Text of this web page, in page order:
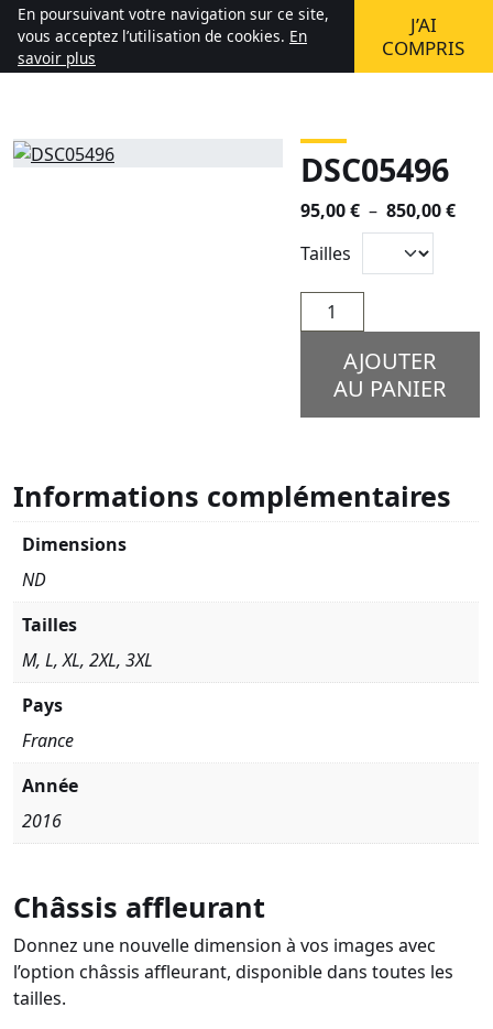
Aller au contenu
Mon compte Mon panier
DSC05496
95,00€ – 850,00€
Tailles
quantité
de
DSC05496
AJOUTER
AU PANIER
Châssis affleurant
Donnez une nouvelle dimension à vos images avec
l’option châssis affleurant, disponible dans toutes les
tailles.
Informations complémentaires
Dimensions
ND
Tailles
M, L, XL, 2XL, 3XL
Pays
France
Année
2016
En poursuivant votre navigation sur ce site,
vous acceptez l’utilisation de cookies. En
savoir plus
J’AI
COMPRIS